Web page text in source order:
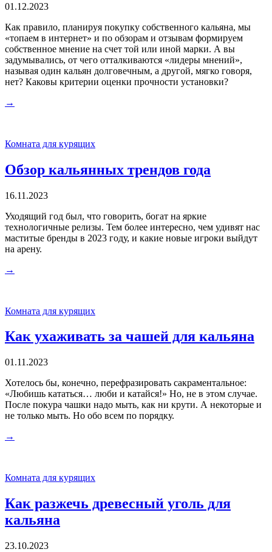
01.12.2023
Как правило, планируя покупку собственного кальяна, мы
«топаем в интернет» и по обзорам и отзывам формируем
собственное мнение на счет той или иной марки. А вы
задумывались, от чего отталкиваются «лидеры мнений»,
называя один кальян долговечным, а другой, мягко говоря,
нет? Каковы критерии оценки прочности установки?
→
Комната для курящих
Обзор кальянных трендов года
16.11.2023
Уходящий год был, что говорить, богат на яркие
технологичные релизы. Тем более интересно, чем удивят нас
маститые бренды в 2023 году, и какие новые игроки выйдут
на арену.
→
Комната для курящих
Как ухаживать за чашей для кальяна
01.11.2023
Хотелось бы, конечно, перефразировать сакраментальное:
«Любишь кататься… люби и катайся!» Но, не в этом случае.
После покура чашки надо мыть, как ни крути. А некоторые и
не только мыть. Но обо всем по порядку.
→
Комната для курящих
Как разжечь древесный уголь для
кальяна
23.10.2023